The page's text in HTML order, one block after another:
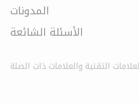
المدونات
الأسئلة الشائعة
التقنية والعلامات ذات الصلة